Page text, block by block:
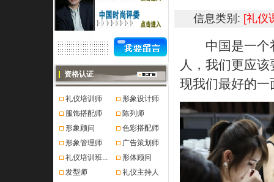
资格认证
礼仪培训师
形象设计师
服饰搭配师
陈列师
形象顾问
色彩搭配师
形象管理师
广告策划师
礼仪培训班...
形体顾问
发型师
礼仪主持人
信息类别: [礼仪
中国是一个礼
人，我们更应
现我们最好的